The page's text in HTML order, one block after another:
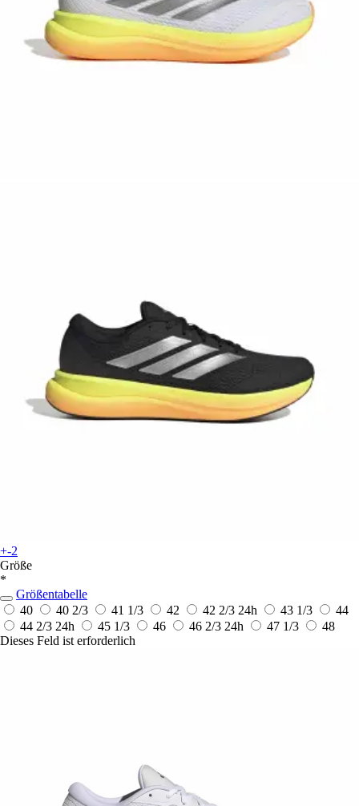
+-2
Größe
*
Größentabelle
40
40 2/3 41 1/3 42 42 2/3 24h 43 1/3
44
44 2/3 24h 45 1/3 46 46 2/3 24h 47 1/3
48
Dieses Feld ist erforderlich